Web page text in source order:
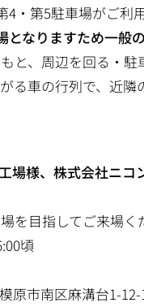
4・第5駐車場がご利
となりますため一般
と、周辺を回る・
る車の行列で、近
場様、株式会社ニ
を目指してご来場
頃
原市南区麻溝台1-12-